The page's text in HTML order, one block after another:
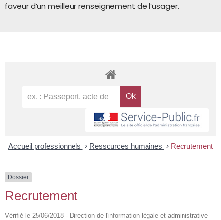
faveur d’un meilleur renseignement de l’usager.
Accueil professionnels > Ressources humaines > Recrutement
Dossier
Recrutement
Vérifié le 25/06/2018 - Direction de l'information légale et administrative